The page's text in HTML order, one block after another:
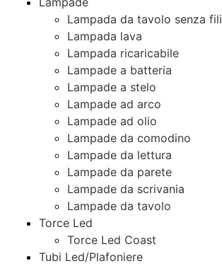
Lampada da tavolo senza fili
Lampada lava
Lampada ricaricabile
Lampade a batteria
Lampade a stelo
Lampade ad arco
Lampade ad olio
Lampade da comodino
Lampade da lettura
Lampade da parete
Lampade da scrivania
Lampade da tavolo
Torce Led
Torce Led Coast
Tubi Led/Plafoniere